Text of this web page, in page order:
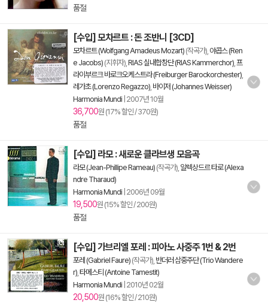
품절
[수입] 모차르트 : 돈 조반니 [3CD]
모차르트 (Wolfgang Amadeus Mozart) (작곡가), 야콥스 (Ren
e Jacobs) (지휘자), RIAS 실내합창단 (RIAS Kammerchor) 프
라이부르크 바로크오케스트라 (Freiburger Barockorchester)
레가초 (Lorenzo Regazzo) 바이저 (Johannes Weisser)
Harmonia Mundi 2007년 10월
36,700원 (17% 할인 / 370원)
품절
[수입] 라모 : 새로운 클라브생 모음곡
라모 (Jean-Phillipe Rameau) (작곡가), 알렉상드르 타로 (Alexa
ndre Tharaud)
Harmonia Mundi 2006년 09월
19,500원 (15% 할인 / 200원)
품절
[수입] 가브리엘 포레 : 피아노 사중주 1번 & 2번
포레 (Gabriel Faure) (작곡가), 반더러 삼중주단 (Trio Wandere
r) 타메스티 (Antoine Tamestit)
Harmonia Mundi 2010년 02월
20,500원 (16% 할인 / 210원)